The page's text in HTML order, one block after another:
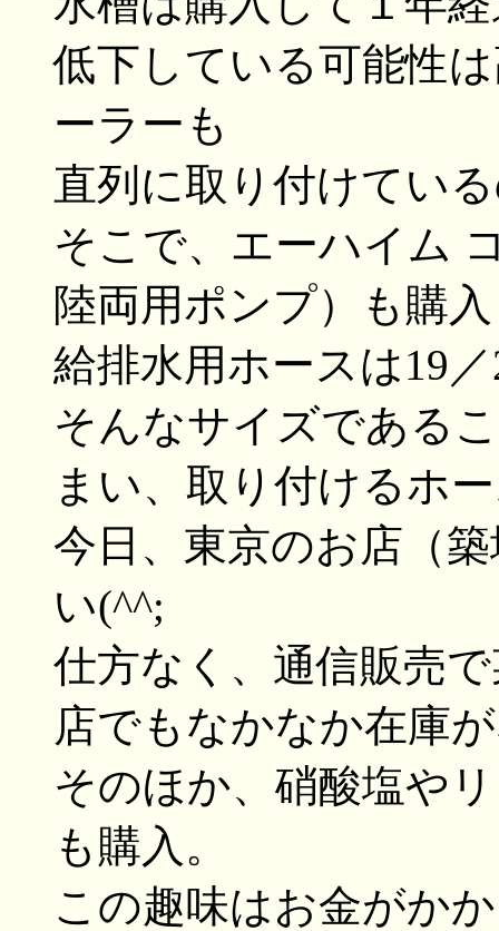
低下している可能性
ーラーも
直列に取り付けてい
そこで、エーハイム
陸両用ポンプ）も購
給排水用ホースは19／
そんなサイズである
まい、取り付けるホ
今日、東京のお店（
い(^^;
仕方なく、通信販売
店でもなかなか在庫
そのほか、硝酸塩や
も購入。
この趣味はお金がか